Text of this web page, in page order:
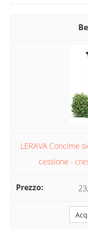
LERAVA Concime
cessione -